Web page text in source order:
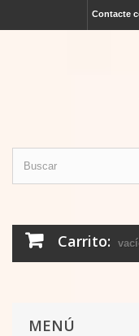
Contacte
Carrito:
MENÚ